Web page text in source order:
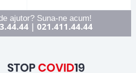
ajutor? Suna-ne acum!
| 021.411.44.44